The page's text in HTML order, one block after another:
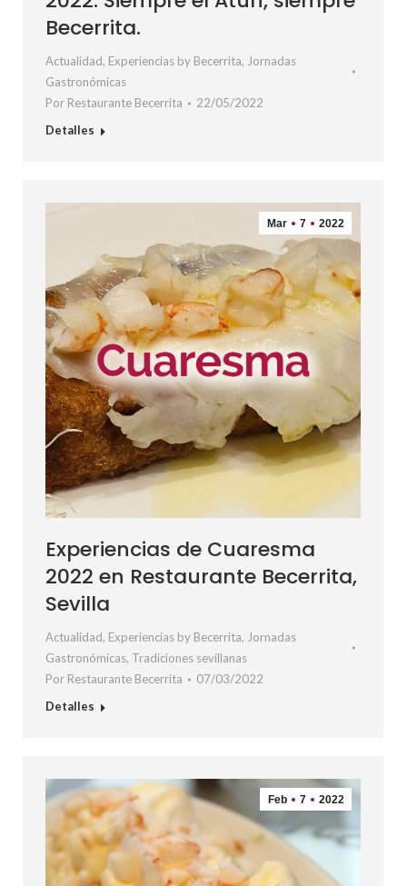
Becerrita.
Actualidad, Experiencias by Becerrita, Jornadas
Gastronómicas
Por Restaurante Becerrita
22/05/2022
Detalles
Mar 7 2022
Experiencias de Cuaresma
2022 en Restaurante Becerrita,
Sevilla
Actualidad, Experiencias by Becerrita, Jornadas
Gastronómicas, Tradiciones sevillanas
Por Restaurante Becerrita
07/03/2022
Detalles
Feb 7 2022